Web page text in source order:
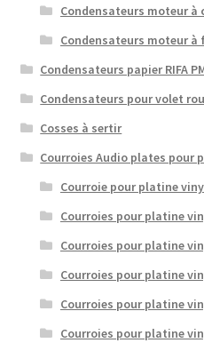
Condensateurs moteur à
Condensateurs moteur à
Condensateurs papier RIFA
Condensateurs pour volet
Cosses à sertir
Courroies Audio plates pour
Courroie pour platine
Courroies pour platine
Courroies pour platine
Courroies pour platine
Courroies pour platine
Courroies pour platine